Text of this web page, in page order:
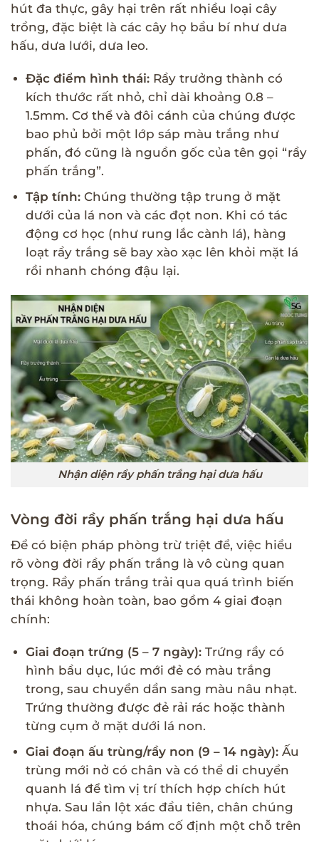
hút đa thực, gây hại trên rất nhiều loại cây
trồng, đặc biệt là các cây họ bầu bí như dưa
hấu, dưa lưới, dưa leo.
Đặc điểm hình thái:Rầy trưởng thành có
kích thước rất nhỏ, chỉ dài khoảng 0.8 –
1.5mm. Cơ thể và đôi cánh của chúng được
bao phủ bởi một lớp sáp màu trắng như
phấn, đó cũng là nguồn gốc của tên gọi “rầy
phấn trắng”.
Tập tính:Chúng thường tập trung ở mặt
dưới của lá non và các đọt non. Khi có tác
động cơ học (như rung lắc cành lá), hàng
loạt rầy trắng sẽ bay xào xạc lên khỏi mặt lá
rồi nhanh chóng đậu lại.
Nhận diện rầy phấn trắng hại dưa hấu
Vòng đời rầy phấn trắng hại dưa hấu
Để có biện pháp phòng trừ triệt để, việc hiểu
rõ vòng đời rầy phấn trắng là vô cùng quan
trọng. Rầy phấn trắng trải qua quá trình biến
thái không hoàn toàn, bao gồm 4 giai đoạn
chính:
Giai đoạn trứng (5 – 7 ngày):Trứng rầy có
hình bầu dục, lúc mới đẻ có màu trắng
trong, sau chuyển dần sang màu nâu nhạt.
Trứng thường được đẻ rải rác hoặc thành
từng cụm ở mặt dưới lá non.
Giai đoạn ấu trùng/rầy non (9 – 14 ngày):Ấu
trùng mới nở có chân và có thể di chuyển
quanh lá để tìm vị trí thích hợp chích hút
nhựa. Sau lần lột xác đầu tiên, chân chúng
thoái hóa, chúng bám cố định một chỗ trên